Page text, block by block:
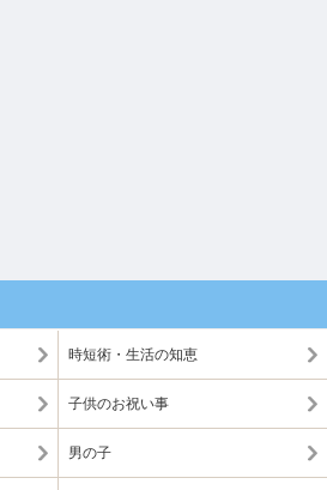
時短術・生活の知恵
子供のお祝い事
男の子